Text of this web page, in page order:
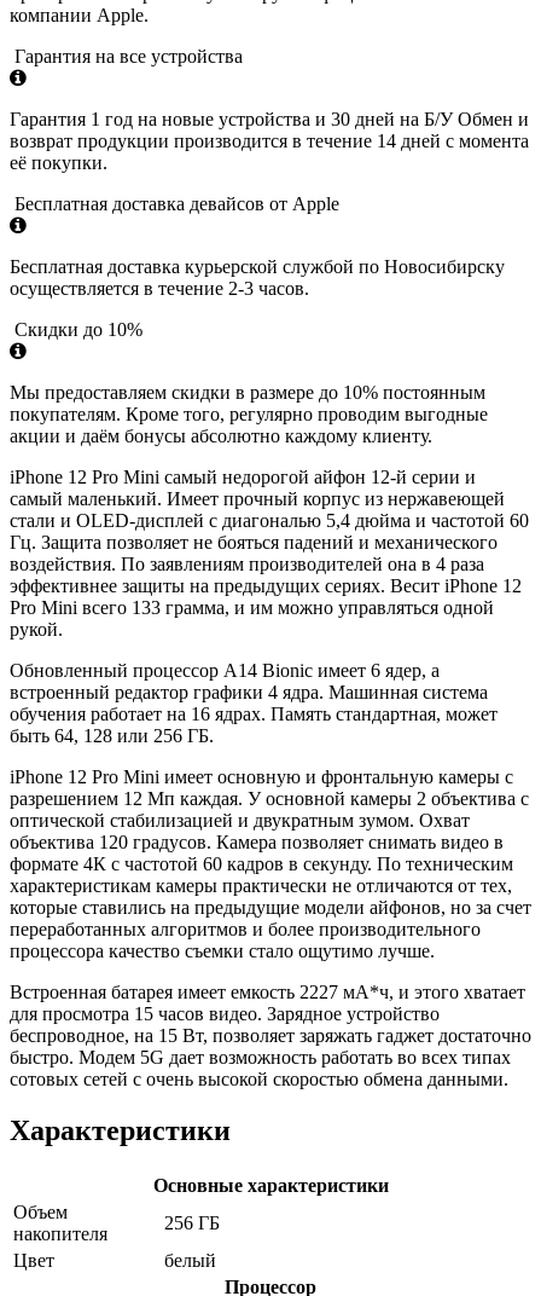
компании Apple.
Гарантия на все устройства
Гарантия 1 год на новые устройства и 30 дней на Б/У Обмен и
возврат продукции производится в течение 14 дней с момента
её покупки.
Бесплатная доставка девайсов от Apple
Бесплатная доставка курьерской службой по Новосибирску
осуществляется в течение 2-3 часов.
Скидки до 10%
Мы предоставляем скидки в размере до 10% постоянным
покупателям. Кроме того, регулярно проводим выгодные
акции и даём бонусы абсолютно каждому клиенту.
iPhone 12 Pro Mini самый недорогой айфон 12-й серии и
самый маленький. Имеет прочный корпус из нержавеющей
стали и OLED-дисплей с диагональю 5,4 дюйма и частотой 60
Гц. Защита позволяет не бояться падений и механического
воздействия. По заявлениям производителей она в 4 раза
эффективнее защиты на предыдущих сериях. Весит iPhone 12
Pro Mini всего 133 грамма, и им можно управляться одной
рукой.
Обновленный процессор A14 Bionic имеет 6 ядер, а
встроенный редактор графики 4 ядра. Машинная система
обучения работает на 16 ядрах. Память стандартная, может
быть 64, 128 или 256 ГБ.
iPhone 12 Pro Mini имеет основную и фронтальную камеры с
разрешением 12 Мп каждая. У основной камеры 2 объектива с
оптической стабилизацией и двукратным зумом. Охват
объектива 120 градусов. Камера позволяет снимать видео в
формате 4К с частотой 60 кадров в секунду. По техническим
характеристикам камеры практически не отличаются от тех,
которые ставились на предыдущие модели айфонов, но за счет
переработанных алгоритмов и более производительного
процессора качество съемки стало ощутимо лучше.
Встроенная батарея имеет емкость 2227 мА*ч, и этого хватает
для просмотра 15 часов видео. Зарядное устройство
беспроводное, на 15 Вт, позволяет заряжать гаджет достаточно
быстро. Модем 5G дает возможность работать во всех типах
сотовых сетей с очень высокой скоростью обмена данными.
Характеристики
Основные характеристики
Объем
накопителя
256 ГБ
Цвет
белый
Процессор